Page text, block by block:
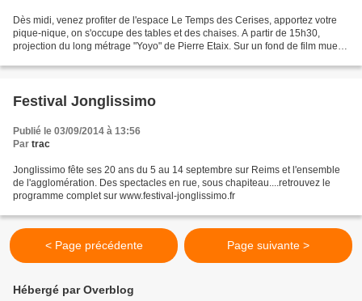
Dès midi, venez profiter de l'espace Le Temps des Cerises, apportez votre
pique-nique, on s'occupe des tables et des chaises. A partir de 15h30,
projection du long métrage "Yoyo" de Pierre Etaix. Sur un fond de film muet ,
Festival Jonglissimo
Publié le 03/09/2014 à 13:56
Par trac
Jonglissimo fête ses 20 ans du 5 au 14 septembre sur Reims et l'ensemble
de l'agglomération. Des spectacles en rue, sous chapiteau....retrouvez le
programme complet sur www.festival-jonglissimo.fr
< Page précédente Page suivante >
Hébergé par Overblog